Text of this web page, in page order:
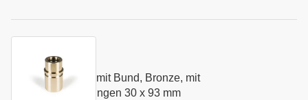
Führungsbuchse mit Bund, Bronze, mit
Festschmierstoffringen 30 x 93 mm
Kurzname:
N281.30
154891